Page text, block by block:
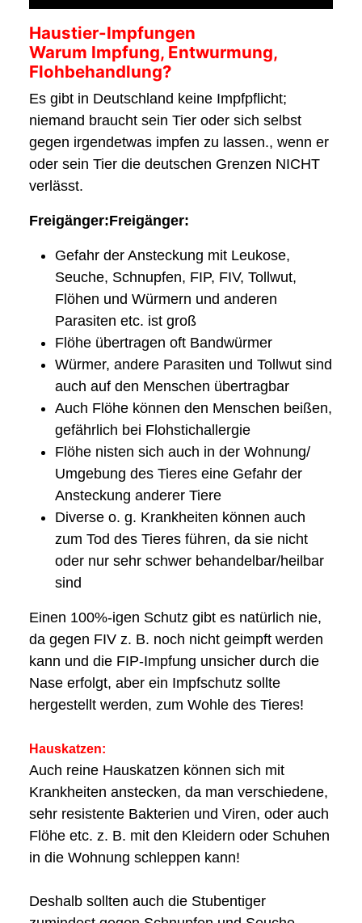
Haustier-Impfungen
Warum Impfung, Entwurmung,
Flohbehandlung?
Es gibt in Deutschland keine Impfpflicht;
niemand braucht sein Tier oder sich selbst
gegen irgendetwas impfen zu lassen., wenn er
oder sein Tier die deutschen Grenzen NICHT
verlässt.
Freigänger:Freigänger:
Gefahr der Ansteckung mit Leukose,
Seuche, Schnupfen, FIP, FIV, Tollwut,
Flöhen und Würmern und anderen
Parasiten etc. ist groß
Flöhe übertragen oft Bandwürmer
Würmer, andere Parasiten und Tollwut sind
auch auf den Menschen übertragbar
Auch Flöhe können den Menschen beißen,
gefährlich bei Flohstichallergie
Flöhe nisten sich auch in der Wohnung/
Umgebung des Tieres eine Gefahr der
Ansteckung anderer Tiere
Diverse o. g. Krankheiten können auch
zum Tod des Tieres führen, da sie nicht
oder nur sehr schwer behandelbar/heilbar
sind
Einen 100%-igen Schutz gibt es natürlich nie,
da gegen FIV z. B. noch nicht geimpft werden
kann und die FIP-Impfung unsicher durch die
Nase erfolgt, aber ein Impfschutz sollte
hergestellt werden, zum Wohle des Tieres!
Hauskatzen:
Auch reine Hauskatzen können sich mit
Krankheiten anstecken, da man verschiedene,
sehr resistente Bakterien und Viren, oder auch
Flöhe etc. z. B. mit den Kleidern oder Schuhen
in die Wohnung schleppen kann!
Deshalb sollten auch die Stubentiger